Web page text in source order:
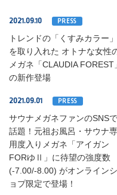
2021.09.10 PRESS
トレンドの「くすみカラー」
を取り入れた オトナな女性
メガネ「CLAUDIA FOREST」
の新作登場
2021.09.01 PRESS
サウナメガネファンのSNSで
話題！元祖お風呂・サウナ専
用度入りメガネ「アイガン
FORゆⅡ」に待望の強度数
(-7.00/-8.00) がオンラインシ
ョプ限定で登場！